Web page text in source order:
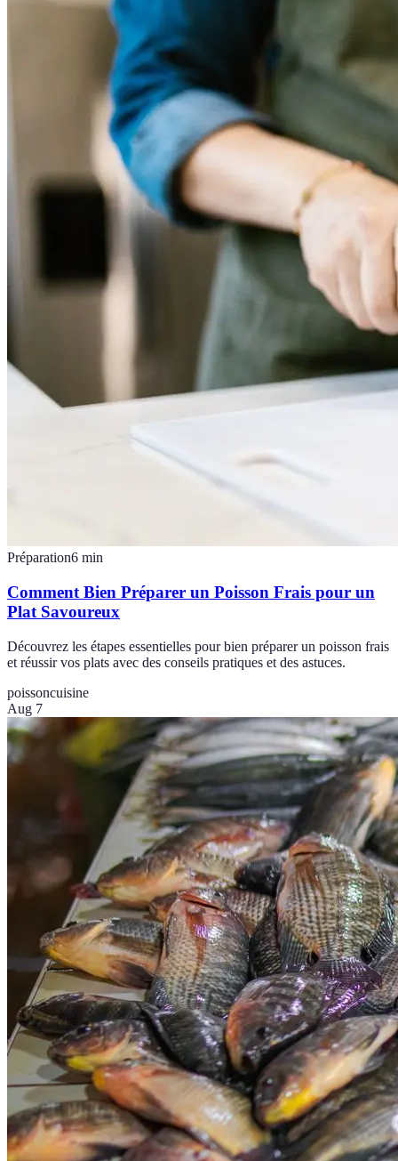
Préparation6 min
Comment Bien Préparer un Poisson Frais pour un
Plat Savoureux
Découvrez les étapes essentielles pour bien préparer un poisson frais
et réussir vos plats avec des conseils pratiques et des astuces.
poissoncuisine
Aug 7